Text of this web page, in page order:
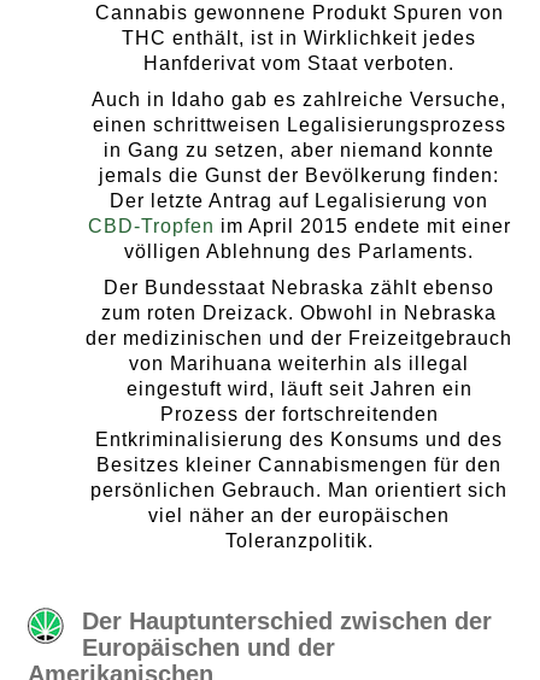
Cannabis gewonnene Produkt Spuren von
THC enthält, ist in Wirklichkeit jedes
Hanfderivat vom Staat verboten.
Auch in Idaho gab es zahlreiche Versuche,
einen schrittweisen Legalisierungsprozess
in Gang zu setzen, aber niemand konnte
jemals die Gunst der Bevölkerung finden:
Der letzte Antrag auf Legalisierung von
CBD-Tropfen im April 2015 endete mit einer
völligen Ablehnung des Parlaments.
Der Bundesstaat Nebraska zählt ebenso
zum roten Dreizack. Obwohl in Nebraska
der medizinischen und der Freizeitgebrauch
von Marihuana weiterhin als illegal
eingestuft wird, läuft seit Jahren ein
Prozess der fortschreitenden
Entkriminalisierung des Konsums und des
Besitzes kleiner Cannabismengen für den
persönlichen Gebrauch. Man orientiert sich
viel näher an der europäischen
Toleranzpolitik.
Der Hauptunterschied zwischen der
Europäischen und der
Amerikanischen